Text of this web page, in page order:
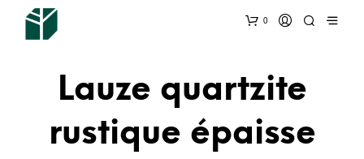
0
Lauze quartzite
rustique épaisse